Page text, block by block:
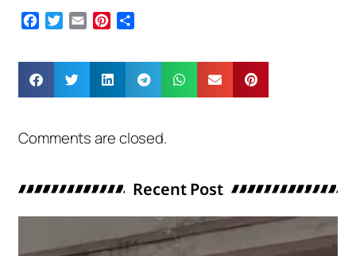
Facebook
Twitter
Email Pinterest
Comments are closed.
Recent Post